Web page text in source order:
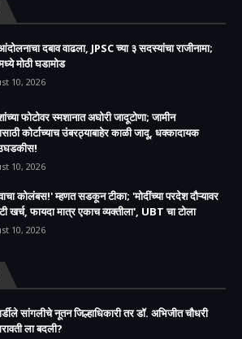
आंदोलनाचा दबाव वाढला, JPSC च्या ३ सदस्यांचा राजीनामा;
मोठी घडामोड
10, 2026
फोटोवर स्मशानात अघोरी जादूटोणा; जामीन
कोर्टाच्याच उंबरठ्याबाहेर काळी जादू, धक्कादायक
10, 2026
कोलंबस!' म्हणत सडकून टीका; 'मोदींच्या परदेश दौऱ्यावर
खर्च, फायदा मात्र एकाच व्यक्तीला', UBT चा टोला
10, 2026
सांगलीचे नूतन जिल्हाधिकारी तर डॉ. अभिजीत चौधरी
ला बदली?